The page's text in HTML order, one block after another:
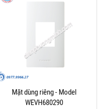
Mặt dùng riêng - Model
WEVH680290